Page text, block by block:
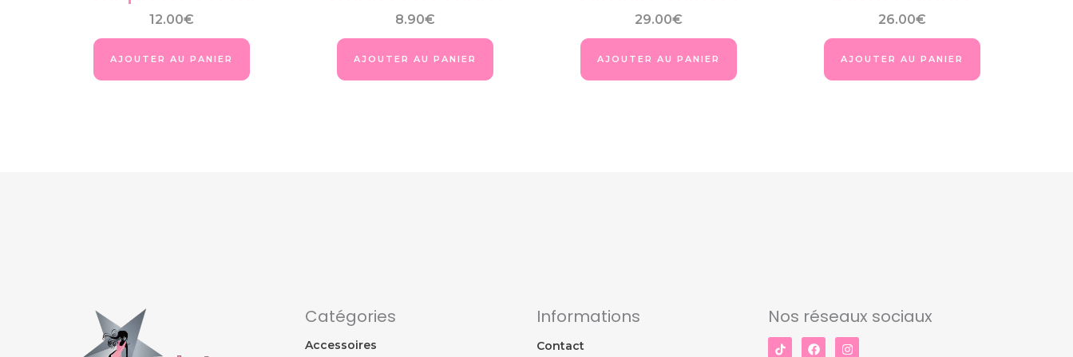
12.00€
AJOUTER AU PANIER
8.90€
AJOUTER AU PANIER
29.00€
AJOUTER AU PANIER
26.00€
AJOUTER AU PANIER
Catégories
Accessoires
Informations
Contact
Nos réseaux sociaux
F I